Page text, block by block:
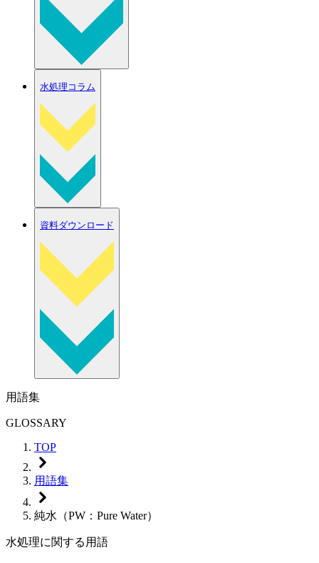
水処理コラム
資料ダウンロード
用語集
GLOSSARY
TOP
用語集
純水（PW：Pure Water）
水処理に関する用語